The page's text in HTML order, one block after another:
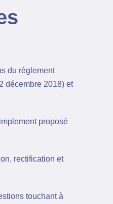
du règlement
décembre 2018) et
proposé
rectification et
touchant à